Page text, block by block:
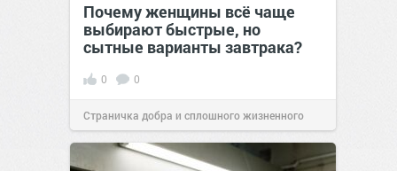
Почему женщины всё чаще
выбирают быстрые, но
сытные варианты завтрака?
0 0
Страничка добра и сплошного жизненного
позитива! 10:38Сегодня